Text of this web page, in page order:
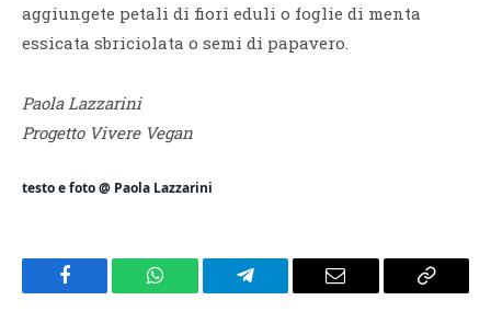
aggiungete petali di fiori eduli o foglie di menta
essicata sbriciolata o semi di papavero.
Paola Lazzarini
Progetto Vivere Vegan
testo e foto @ Paola Lazzarini
Facebook WhatsApp Telegram Email
Copy